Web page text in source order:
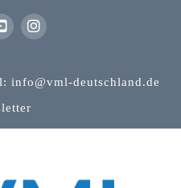
info@vml-deutschland.de